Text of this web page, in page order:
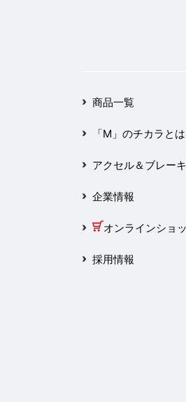
2025年1月
2024年12月
2024年11月
2024年10月
商品一覧
「M」のチカラとは
アクセル＆ブレーキ
企業情報
オンラインショ
採用情報